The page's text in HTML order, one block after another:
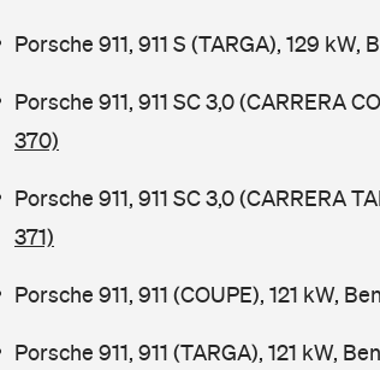
Porsche 911, 911 S (TARGA), 129 kW,
Porsche 911, 911 SC 3,0 (CARRERA
370)
Porsche 911, 911 SC 3,0 (CARRERA
371)
Porsche 911, 911 (COUPE), 121 kW,
Porsche 911, 911 (TARGA), 121 kW,